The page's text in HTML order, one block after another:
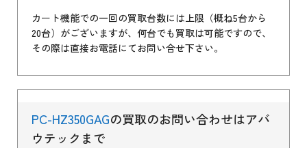
カート機能での一回の買取台数には上限（概ね5台から
20台）がございますが、何台でも買取は可能ですので、
その際は直接お電話にてお問い合せ下さい。
PC-HZ350GAGの買取のお問い合わせはアバ
ウテックまで